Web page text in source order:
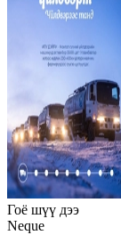
Гоё шүү дээ
Neque